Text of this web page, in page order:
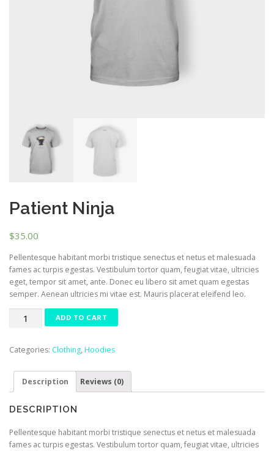
Patient Ninja
$35.00
Pellentesque habitant morbi tristique senectus et netus et malesuada
fames ac turpis egestas. Vestibulum tortor quam, feugiat vitae, ultricies
eget, tempor sit amet, ante. Donec eu libero sit amet quam egestas
semper. Aenean ultricies mi vitae est. Mauris placerat eleifend leo.
Patient
ADD TO CART
Categories: Clothing, Hoodies
Description Reviews (0)
DESCRIPTION
Pellentesque habitant morbi tristique senectus et netus et malesuada
fames ac turpis egestas. Vestibulum tortor quam, feugiat vitae, ultricies